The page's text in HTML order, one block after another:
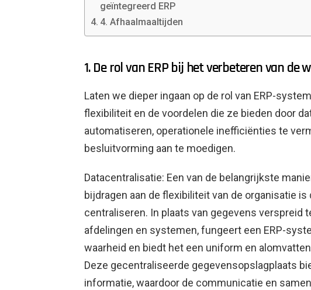
geïntegreerd ERP
4. Afhaalmaaltijden
1. De rol van ERP bij het verbeteren van de
Laten we dieper ingaan op de rol van ERP-
flexibiliteit en de voordelen die ze bieden door
automatiseren, operationele inefficiënties te
besluitvorming aan te moedigen.
Datacentralisatie: Een van de belangrijkste
bijdragen aan de flexibiliteit van de organisatie
centraliseren. In plaats van gegevens verspreid
afdelingen en systemen, fungeert een ERP-
waarheid en biedt het een uniform en
Deze gecentraliseerde gegevensopslagplaats
informatie, waardoor de communicatie en